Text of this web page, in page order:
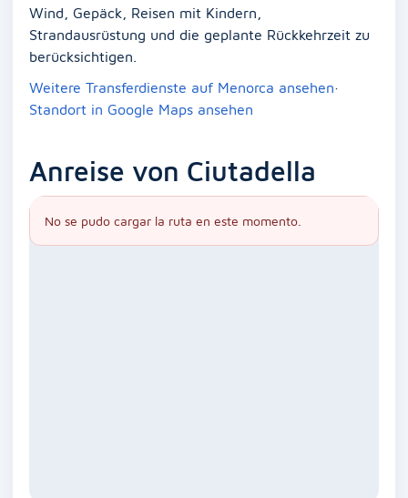
Wind, Gepäck, Reisen mit Kindern,
Strandausrüstung und die geplante Rückkehrzeit zu
berücksichtigen.
Weitere Transferdienste auf Menorca ansehen·
Standort in Google Maps ansehen
Anreise von Ciutadella
No se pudo cargar la ruta en este momento.